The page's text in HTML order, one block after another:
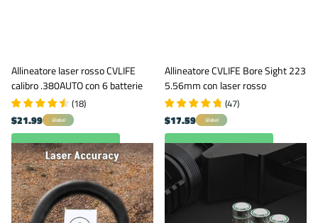
Allineatore laser rosso CVLIFE
calibro .380AUTO con 6 batterie
(18)
$21.99 Global
Visualizza opzioni
Allineatore CVLIFE Bore Sight 223
5.56mm con laser rosso
(47)
$17.59 Global
Visualizza opzioni